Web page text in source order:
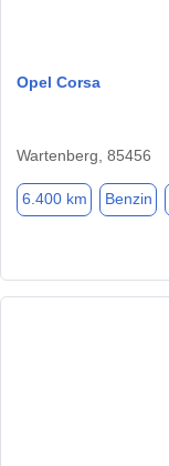
Opel Corsa
Wartenberg, 85456
6.400 km Benzin